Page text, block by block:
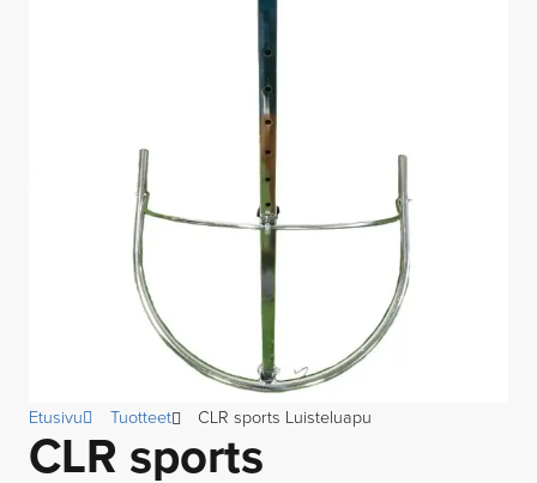
Etusivu Tuotteet CLR sports Luisteluapu
CLR sports